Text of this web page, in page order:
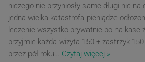
niczego nie przyniosły same długi nic na
jedna wielka katastrofa pieniądze
leczenie wszystko prywatnie bo na kase
przyjmie każda wizyta 150 + zastrzyk
przez pół roku… Czytaj więcej »